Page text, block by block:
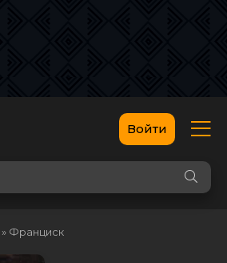
Войти
» Франциск